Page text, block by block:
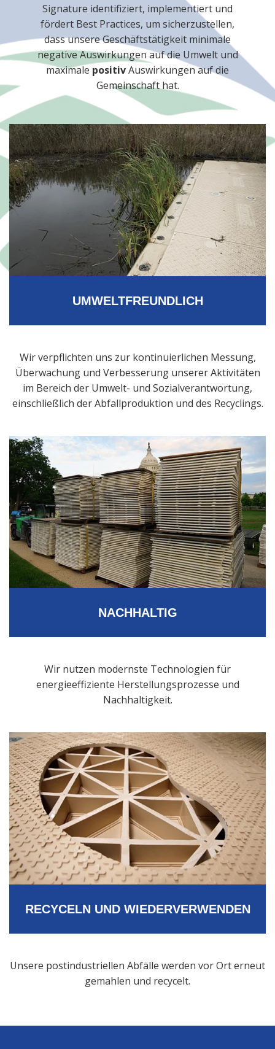
Signature identifiziert, implementiert und
fördert Best Practices, um sicherzustellen,
dass unsere Geschäftstätigkeit minimale
negative Auswirkungen auf die Umwelt und
maximale positivAuswirkungen auf die
Gemeinschaft hat.
UMWELTFREUNDLICH
Wir verpflichten uns zur kontinuierlichen Messung,
Überwachung und Verbesserung unserer Aktivitäten
im Bereich der Umwelt- und Sozialverantwortung,
einschließlich der Abfallproduktion und des Recyclings.
NACHHALTIG
Wir nutzen modernste Technologien für
energieeffiziente Herstellungsprozesse und
Nachhaltigkeit.
RECYCELN UND WIEDERVERWENDEN
Unsere postindustriellen Abfälle werden vor Ort erneut
gemahlen und recycelt.